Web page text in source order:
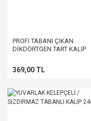
PROFI TABANI ÇIKAN
DİKDÖRTGEN TART KALIP
369,00 TL